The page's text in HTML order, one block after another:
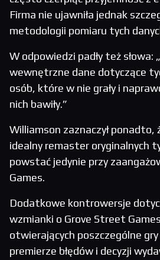
Firma nie ujawniła jednak
metodologii pomiaru tych
W odpowiedzi padły też słowa:
wewnętrzne dane dotyczące
osób, które w nie grały i
nich bawiły.”
Williamson zaznaczył ponadto,
idealny remaster oryginalnych
powstać jedynie przy
Games.
Dodatkowe kontrowersje
wzmianki o Grove Street
otwierających poszczególne gry
premierze błędów i decyzji